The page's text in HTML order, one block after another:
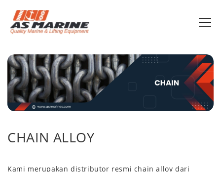
CHAIN ALLOY
Kami merupakan distributor resmi chain alloy dari